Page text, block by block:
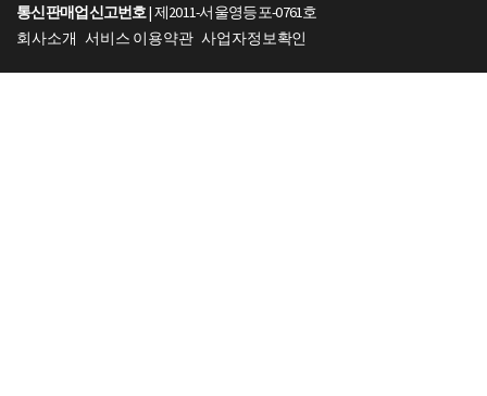
통신판매업신고번호| 제2011-서울영등포-0761호
회사소개 서비스 이용약관 사업자정보확인